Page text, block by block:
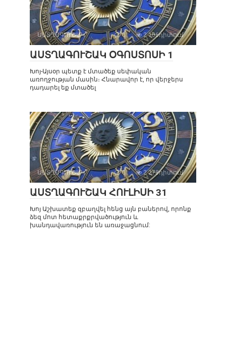
ԱՍՏՂԱԳՈՒՇԱԿ 0 2 106դիտում
ԱՍՏՂԱԳՈՒՇԱԿ ՕԳՈՍՏՈՍԻ 1
Խոյ-Այսօր պետք է մտածեք սեփական
առողջության մասին։ Հնարավոր է, որ վերջերս
դադարել եք մտածել
ԱՍՏՂԱԳՈՒՇԱԿ 0 2 278դիտում
ԱՍՏՂԱԳՈՒՇԱԿ ՀՈՒԼԻՍԻ 31
Խոյ Աշխատեք զբաղվել հենց այն բաներով, որոնք
ձեզ մոտ հետաքրքրվածություն և
խանդավառություն են առաջացնում: